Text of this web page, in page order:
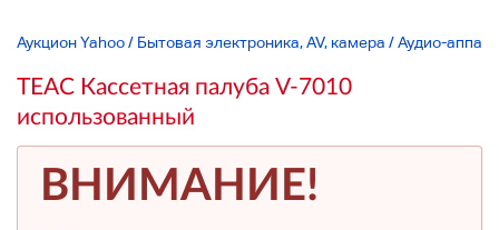
Аукцион Yahoo/ Бытовая электроника, AV, камера /Аудио-
TEAC Кассетная палуба V-7010
использованный
ВНИМАНИЕ!